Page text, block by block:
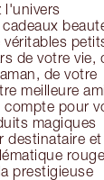
l'univers
véritables
de votre vie,
de votre
meilleure
pour
magiques
destinataire
prestigieuse